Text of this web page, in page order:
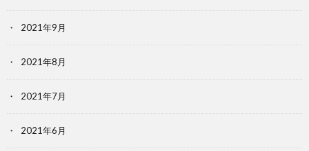
2021年9月
2021年8月
2021年7月
2021年6月